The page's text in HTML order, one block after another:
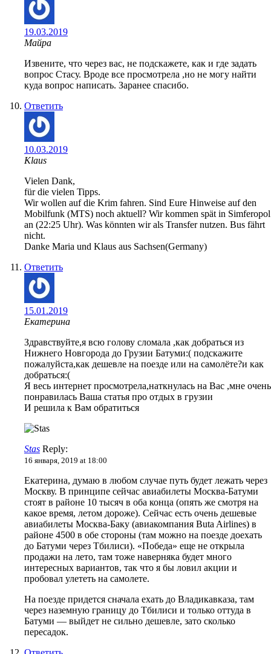
19.03.2019
Майра
Извените, что через вас, не подскажете, как и где задать
вопрос Стасу. Вроде все просмотрела ,но не могу найти
куда вопрос написать. Заранее спасибо.
Ответить
10.03.2019
Klaus
Vielen Dank,
für die vielen Tipps.
Wir wollen auf die Krim fahren. Sind Eure Hinweise auf den
Mobilfunk (MTS) noch aktuell? Wir kommen spät in Simferopol
an (22:25 Uhr). Was könnten wir als Transfer nutzen. Bus fährt
nicht.
Danke Maria und Klaus aus Sachsen(Germany)
Ответить
15.01.2019
Екатерина
Здравствуйте,я всю голову сломала ,как добраться из
Нижнего Новгорода до Грузии Батуми:( подскажите
пожалуйста,как дешевле на поезде или на самолёте?и как
добраться:(
Я весь интернет просмотрела,наткнулась на Вас ,мне очень
понравилась Ваша статья про отдых в грузии
И решила к Вам обратиться
Stas Reply:
16 января, 2019 at 18:00
Екатерина, думаю в любом случае путь будет лежать через
Москву. В принципе сейчас авиабилеты Москва-Батуми
стоят в районе 10 тысяч в оба конца (опять же смотря на
какое время, летом дороже). Сейчас есть очень дешевые
авиабилеты Москва-Баку (авиакомпания Buta Airlines) в
районе 4500 в обе стороны (там можно на поезде доехать
до Батуми через Тбилиси). «Победа» еще не открыла
продажи на лето, там тоже наверняка будет много
интересных вариантов, так что я бы ловил акции и
пробовал улететь на самолете.
На поезде придется сначала ехать до Владикавказа, там
через наземную границу до Тбилиси и только оттуда в
Батуми — выйдет не сильно дешевле, зато сколько
пересадок.